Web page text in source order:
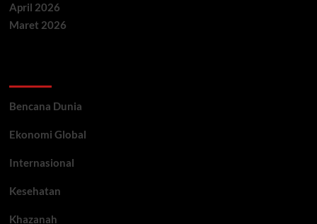
April 2026
Maret 2026
Bencana Dunia
Ekonomi Global
Internasional
Kesehatan
Khazanah